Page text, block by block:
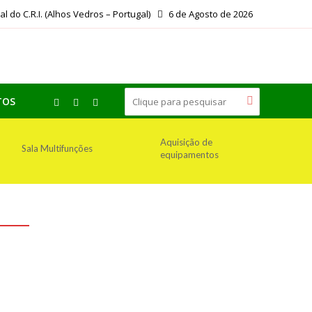
do C.R.I. (Alhos Vedros – Portugal) 6 de Agosto de 2026
Sala Multifunções
Aquisição de
equipamentos